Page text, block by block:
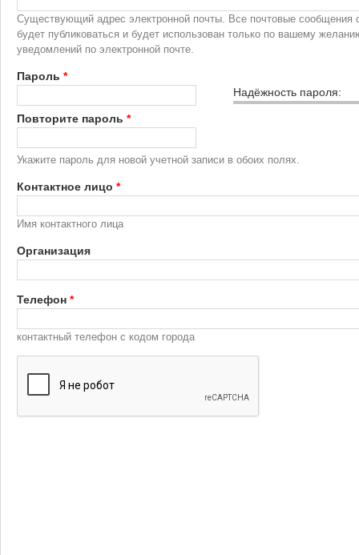
Существующий адрес электронной почты. Все почтовые сообщения
будет публиковаться и будет использован только по вашему
уведомлений по электронной почте.
Надёжность пароля:
Пароль *
Повторите пароль *
Укажите пароль для новой учетной записи в обоих полях.
Контактное лицо *
Имя контактного лица
Организация
Телефон *
контактный телефон с кодом города